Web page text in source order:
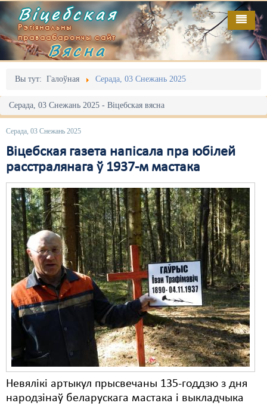
Віцебская
Рэгіянальны
праваабарончы сайт
Вясна
Вы тут: Галоўная Серада, 03 Снежань 2025
Серада, 03 Снежань 2025 - Віцебская вясна
Серада, 03 Снежань 2025
Віцебская газета напісала пра юбілей
расстралянага ў 1937-м мастака
Невялікі артыкул прысвечаны 135-годдзю з дня
народзінаў беларускага мастака і выкладчыка
Галоўная
Адміністрацыйны перасьлед
Акцыі
Выбары
Грамадзянскія ініцыятывы
Дзяржава
Дыскрымінацыя
Затрыманьні
Карная псыхіятрыя
КПЧ ААН
Культурныя правы
Мірныя сходы
Выданьні
Відэа
Пра нас
RSS